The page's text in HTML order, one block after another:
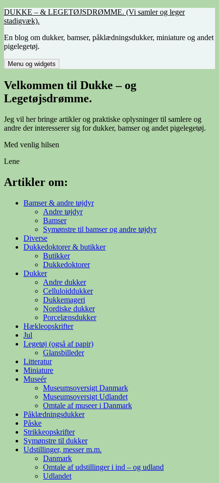
Hop
til
DUKKE – & LEGETØJSDRØMME. (Vi samler og leger
stadigvæk).
En blog om dukker, bamser, påklædningsdukker, miniature og andet
pigelegetøj.
Menu og widgets
Velkommen til Dukke – og
Legetøjsdrømme.
Jeg vil her bringe artikler og praktiske oplysninger til samlere og
andre der interesserer sig for dukker, bamser og andet pigelegetøj.
Med venlig hilsen
Lene
Artikler om:
Bamser & andre tøjdyr
Andre tøjdyr
Bamser
Symønstre til bamser og andre tøjdyr
Diverse
Dukkedoktorer & butikker
Butikker
Dukkedoktorer
Dukker
Andre dukker
Celluloiddukker
Dukkemageri
Nordiske dukker
Porcelænsdukker
Hækleopskrifter
Jul
Legetøj (også af papir)
Glansbilleder
Litteratur
Miniature
Museér
Museumsoversigt Danmark
Museumsoversigt Udlandet
Omtale af museer i Danmark
Påklædningsdukker
Påske
Strikkeopskrifter
Symønstre til dukker
Udstillinger, messer m.m.
Danmark
Omtale af udstillinger i ind – og udland
Udlandet